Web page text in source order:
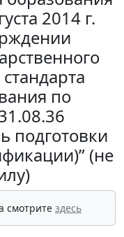
2014 г.
по
подготовки
(не
смотрите здесь